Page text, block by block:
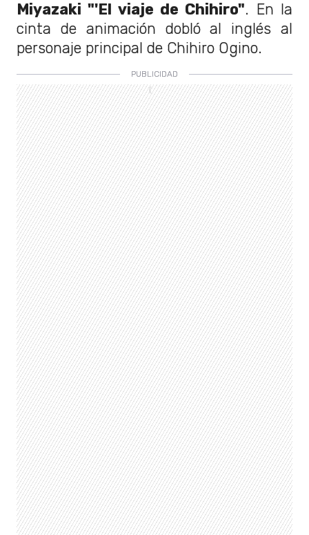
Miyazaki "'El viaje de Chihiro". En la
cinta de animación dobló al inglés al
personaje principal de Chihiro Ogino.